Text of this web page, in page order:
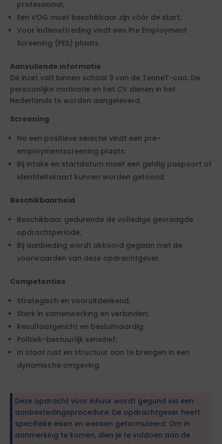
professional;
Een VOG moet beschikbaar zijn vóór de start;
Voor indiensttreding vindt een Pre Employment
Screening (PES) plaats.
Aanvullende informatie
De inzet valt binnen schaal 9 van de TenneT-cao. De
persoonlijke motivatie en het CV dienen in het
Nederlands te worden aangeleverd.
Screening
Na een positieve selectie vindt een pre-
employmentscreening plaats;
Bij intake en startdatum moet een geldig paspoort of
identiteitskaart kunnen worden getoond.
Beschikbaarheid
Beschikbaar gedurende de volledige gevraagde
opdrachtperiode;
Bij aanbieding wordt akkoord gegaan met de
voorwaarden van deze opdrachtgever.
Competenties
Strategisch en vooruitdenkend;
Sterk in samenwerking en verbinden;
Resultaatgericht en besluitvaardig;
Politiek-bestuurlijk sensitief;
In staat rust en structuur aan te brengen in een
dynamische omgeving.
Deze opdracht voor inhuur wordt gegund via een
aanbestedingsprocedure. De opdrachtgever heeft
specifieke eisen en wensen geformuleerd. Om in
aanmerking te komen, dien je te voldoen aan de